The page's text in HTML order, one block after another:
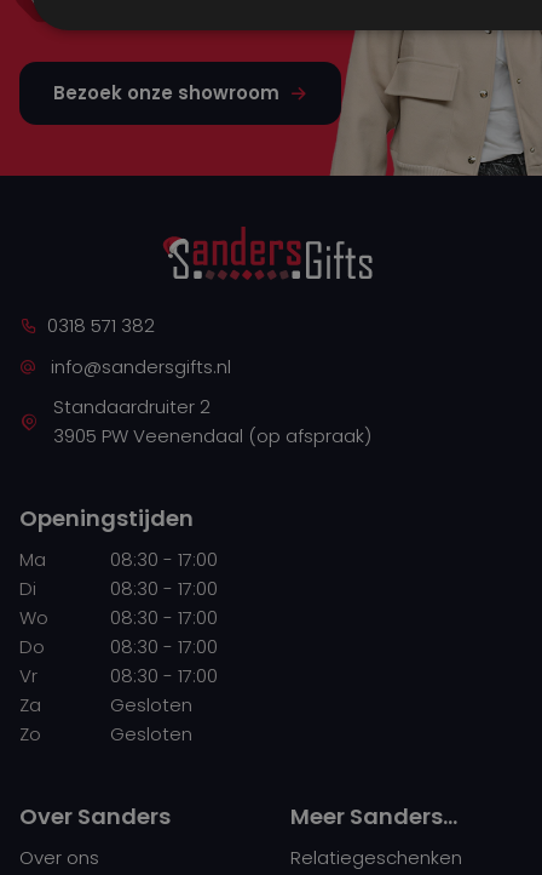
Bezoek onze showroom
0318 571 382
info@sandersgifts.nl
Standaardruiter 2
3905 PW Veenendaal (op afspraak)
Openingstijden
Ma
08:30 - 17:00
Di
08:30 - 17:00
Wo
08:30 - 17:00
Do
08:30 - 17:00
Vr
08:30 - 17:00
Za
Gesloten
Zo
Gesloten
Over Sanders
Over ons
Meer Sanders…
Relatiegeschenken